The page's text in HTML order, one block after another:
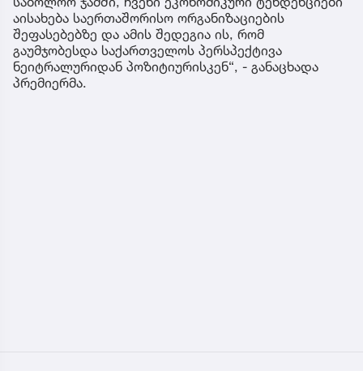
აისახება საერთაშორისო ორგანიზაციების
შეფასებებზე და ამის შედეგია ის, რომ
გაუმჯობესდა საქართველოს პერსპექტივა
ნეიტრალურიდან პოზიტიურისკენ“, - განაცხადა
პრემიერმა.